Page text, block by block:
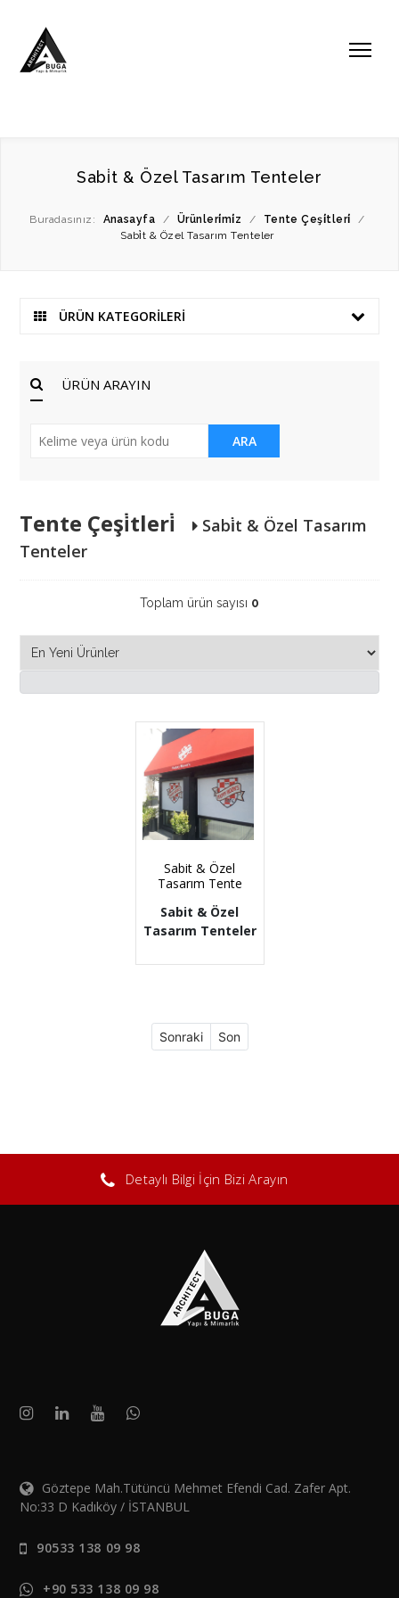
Sabi̇t & Özel Tasarım Tenteler
Buradasınız: Anasayfa / Ürünleri̇mi̇z / Tente Çeşi̇tleri̇
/
Sabi̇t & Özel Tasarım Tenteler
ÜRÜN KATEGORİLERİ
ÜRÜN ARAYIN
ARA
Tente Çeşi̇tleri̇
Sabi̇t & Özel Tasarım
Tenteler
Toplam ürün sayısı 0
Sabit & Özel
Tasarım Tente
Sabit & Özel
Tasarım Tenteler
Sonraki Son
Detaylı Bilgi İçin Bizi Arayın
Göztepe Mah.Tütüncü Mehmet Efendi Cad. Zafer Apt.
No:33 D Kadıköy / İSTANBUL
90533 138 09 98
+90 533 138 09 98